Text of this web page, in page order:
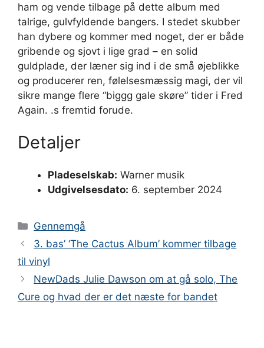
ham og vende tilbage på dette album med
talrige, gulvfyldende bangers. I stedet skubber
han dybere og kommer med noget, der er både
gribende og sjovt i lige grad – en solid
guldplade, der læner sig ind i de små øjeblikke
og producerer ren, følelsesmæssig magi, der vil
sikre mange flere “biggg gale skøre” tider i Fred
Again. .s fremtid forude.
Detaljer
Pladeselskab: Warner musik
Udgivelsesdato: 6. september 2024
Kategorier
Gennemgå
3. bas’ ‘The Cactus Album’ kommer tilbage
til vinyl
NewDads Julie Dawson om at gå solo, The
Cure og hvad der er det næste for bandet